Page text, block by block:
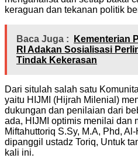
keraguan dan tekanan politik
Baca Juga :
Kementerian
RI Adakan Sosialisasi
Tindak Kekerasan
Dari situlah salah satu
yaitu HIJMI (Hijrah Milenial)
dukungan dan penilaian dari
ada, HIJMI optimis menilai dan
Miftahuttoriq S.Sy, M.A, Phd,
dipanggil ustadz Toriq, Untuk
kali ini.